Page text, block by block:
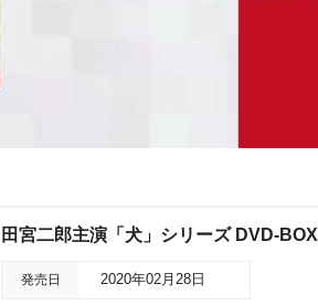
田宮二郎主演「犬」シリーズ DVD-BOX
発売日 2020年02月28日